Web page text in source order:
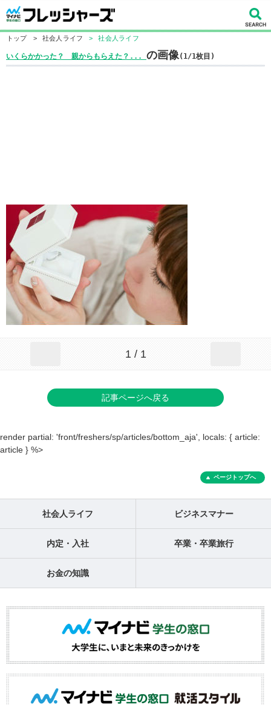
トップ > 社会人ライフ > 社会人ライフ
いくらかかった？ 親からもらえた？... の画像(1/1枚目)
1 / 1
記事ページへ戻る
render partial: 'front/freshers/sp/articles/bottom_aja', locals: { article:
article } %>
ページトップへ
社会人ライフ ビジネスマナー
内定・入社 卒業・卒業旅行
お金の知識